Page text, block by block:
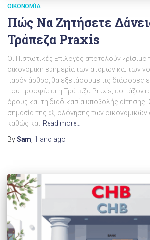
ΟΙΚΟΝΟΜΊΑ
Πώς Να Ζητήσετε
Τράπεζα Praxis
Οι Πιστωτικές Επιλογές αποτελούν κρίσιμο
οικονομική ευημερία των ατόμων και των
παρόν άρθρο, θα εξετάσουμε τις διάφορες
που προσφέρει η Τράπεζα Praxis,
όρους και τη διαδικασία υποβολής
σημασία της αξιολόγησης των
καθώς και Read more…
BySam, 1 ano ago